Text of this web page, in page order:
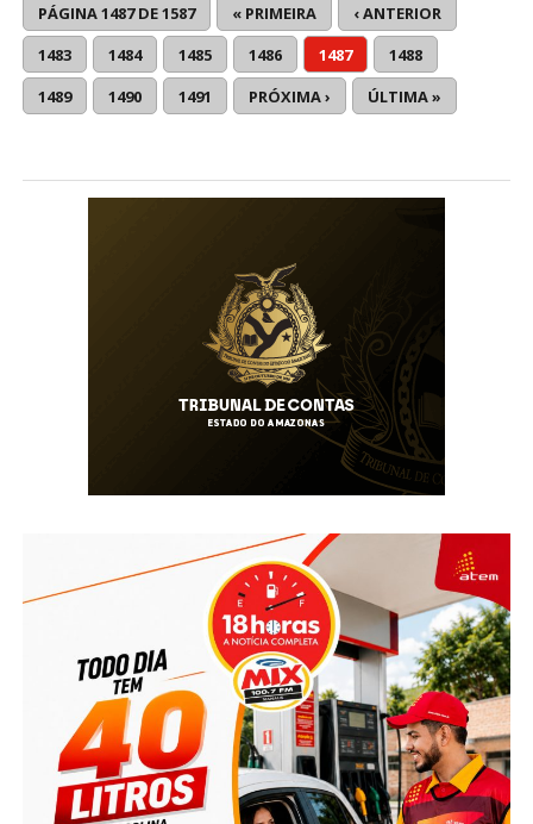
PÁGINA 1487 DE 1587 « PRIMEIRA
‹ ANTERIOR
1483
1484 1485 1486 1487
1488
1489
1490 1491 PRÓXIMA › ÚLTIMA »